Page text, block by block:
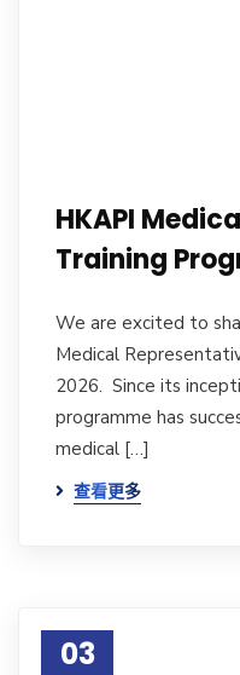
HKAPI
Training
We are excited to
Medical
2026. Since its
programme has
medical […]
查看更多
03